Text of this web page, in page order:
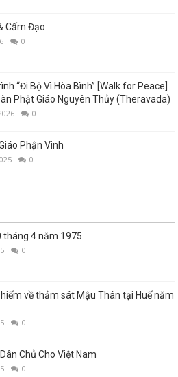
Cấm Đạo
0
“Đi Bộ Vì Hòa Bình” [Walk for Peace]
Phật Giáo Nguyên Thủy (Theravada)
0
Phận Vinh
0
tháng 4 năm 1975
0
về thảm sát Mậu Thân tại Huế năm
0
Dân Chủ Cho Việt Nam
0